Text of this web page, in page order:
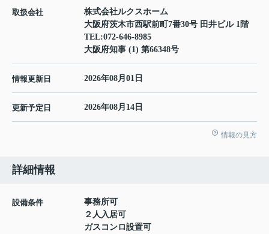
取扱会社
株式会社ルクスホーム
大阪府茨木市西駅前町7番30号 田井ビル 1階
TEL:072-646-8985
大阪府知事 (1) 第66348号
情報更新日 2026年08月01日
更新予定日 2026年08月14日
情報の見方
詳細情報
設備条件
事務所可
２人入居可
ガスコンロ設置可